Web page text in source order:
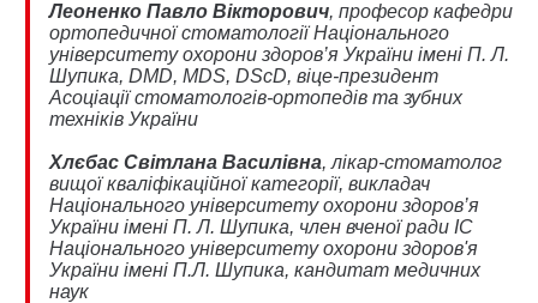
Леоненко Павло Вікторович, професор кафедри
ортопедичної стоматології Національного
університету охорони здоров’я України імені П. Л.
Шупика, DMD, MDS, DScD, віце-президент
Асоціації стоматологів-ортопедів та зубних
техніків України
Хлєбас Світлана Василівна, лікар-стоматолог
вищої кваліфікаційної категорії, викладач
Національного університету охорони здоров’я
України імені П. Л. Шупика, член вченої ради ІС
Національного університету охорони здоров'я
України імені П.Л. Шупика, кандитат медичних
наук